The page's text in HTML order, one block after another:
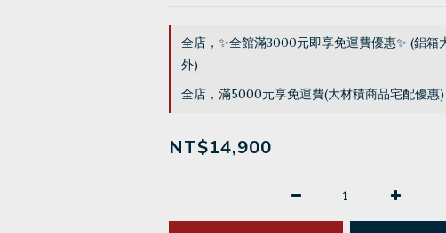
全店，✨全館滿3000元即享免運費優惠✨ (鋁箱
外)
全店，滿5000元享免運費(大材積商品宅配優惠)
NT$14,900